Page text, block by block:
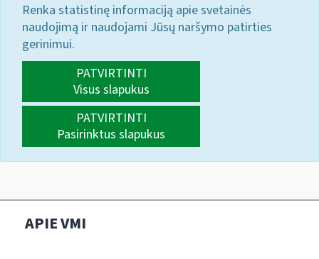
Renka statistinę informaciją apie svetainės
naudojimą ir naudojami Jūsų naršymo patirties
gerinimui.
PATVIRTINTI
Visus slapukus
PATVIRTINTI
Pasirinktus slapukus
APIE VMI